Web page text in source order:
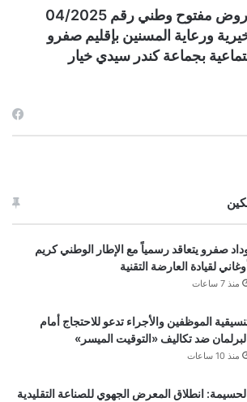
إعلان عن طلب عروض مفتوح وطني رقم 04/2025
ورعاية المسنين بإقليم صفرو
بجماعة كندر سيدي خيار
صفرو يتعاقد رسمياً مع الإطار الوطني كريم
لقيادة العارضة التقنية
منذ 7 ساعات
الموظفين والأجراء تدعو للاحتجاج أمام
ضد تكاليف «التوقيت الميسر»
منذ 10 ساعات
انطلاق المعرض الجهوي للصناعة التقليدية